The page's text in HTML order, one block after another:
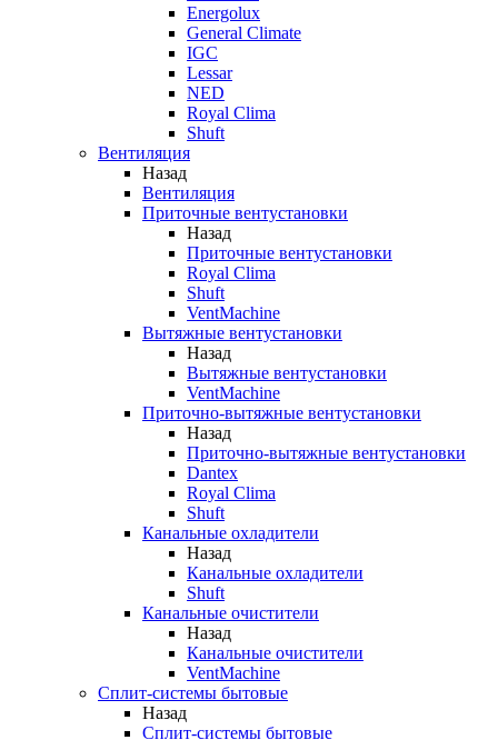
Energolux
General Climate
IGC
Lessar
NED
Royal Clima
Shuft
Вентиляция
Назад
Вентиляция
Приточные вентустановки
Назад
Приточные вентустановки
Royal Clima
Shuft
VentMachine
Вытяжные вентустановки
Назад
Вытяжные вентустановки
VentMachine
Приточно-вытяжные вентустановки
Назад
Приточно-вытяжные вентустановки
Dantex
Royal Clima
Shuft
Канальные охладители
Назад
Канальные охладители
Shuft
Канальные очистители
Назад
Канальные очистители
VentMachine
Сплит-системы бытовые
Назад
Сплит-системы бытовые